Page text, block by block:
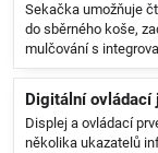
Sekačka umožňuje
do sběrného koše,
mulčování s
Digitální ovládací
Displej a ovládací
několika ukazatelů